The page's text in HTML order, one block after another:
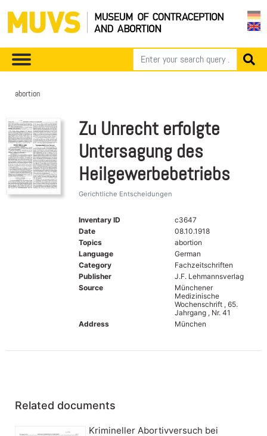
abortion
Zu Unrecht erfolgte
Untersagung des
Heilgewerbebetriebs
Gerichtliche Entscheidungen
Inventary ID
c3647
Date
08.10.1918
Topics
abortion
Language
German
Category
Fachzeitschriften
Publisher
J.F. Lehmannsverlag
Source
Münchener
Medizinische
Wochenschrift , 65.
Jahrgang , Nr. 41
Address
München
Related documents
Krimineller Abortivversuch bei